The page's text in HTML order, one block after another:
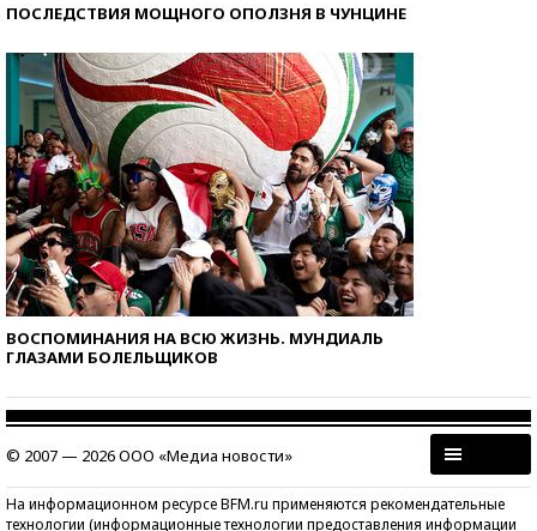
ПОСЛЕДСТВИЯ МОЩНОГО ОПОЛЗНЯ В ЧУНЦИНЕ
ВОСПОМИНАНИЯ НА ВСЮ ЖИЗНЬ. МУНДИАЛЬ
ГЛАЗАМИ БОЛЕЛЬЩИКОВ
© 2007 — 2026 ООО «Медиа новости»
На информационном ресурсе BFM.ru применяются рекомендательные
технологии (информационные технологии предоставления информации